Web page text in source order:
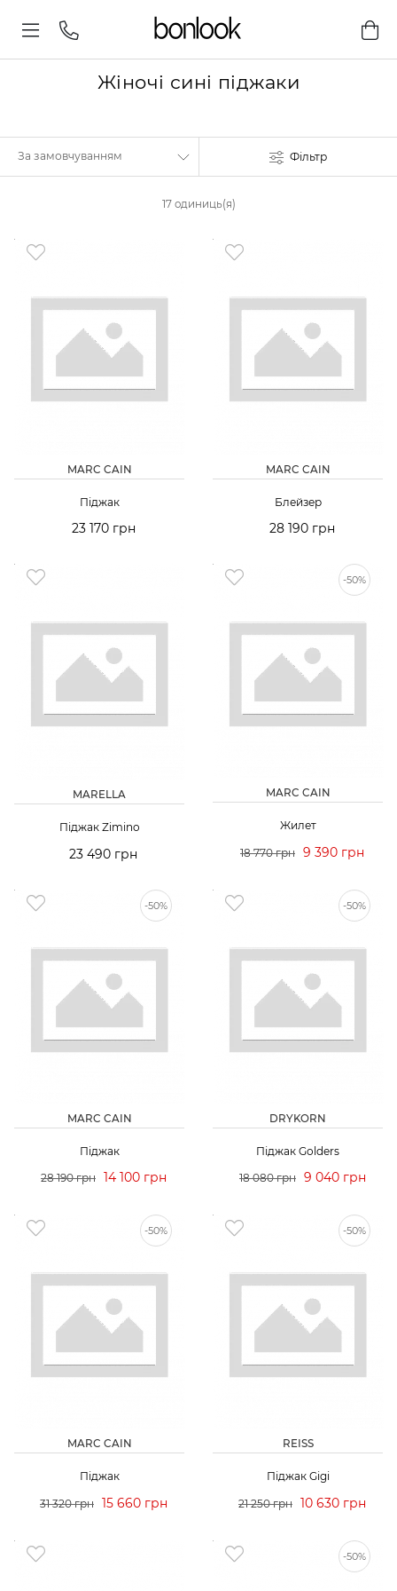
Жіночі сині піджаки
Фільтр
17 одиниць(я)
MARC CAIN
Піджак
23 170 грн
MARC CAIN
Блейзер
28 190 грн
MARELLA
Піджак Zimino
23 490 грн
-50%
MARC CAIN
Жилет
18 770 грн 9 390 грн
-50%
MARC CAIN
Піджак
28 190 грн 14 100 грн
-50%
DRYKORN
Піджак Golders
18 080 грн 9 040 грн
-50%
MARC CAIN
Піджак
31 320 грн 15 660 грн
-50%
REISS
Піджак Gigi
21 250 грн 10 630 грн
-50%